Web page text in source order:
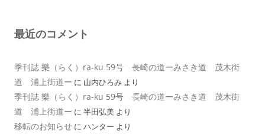
最近のコメント
季刊誌 樂（らく）ra-ku 59号 長崎の道ーみさき道 茂木街
道 浦上街道ー に 山内ひろみ より
季刊誌 樂（らく）ra-ku 59号 長崎の道ーみさき道 茂木街
道 浦上街道ー に 半田弘美 より
移転のお知らせ に ハンター より